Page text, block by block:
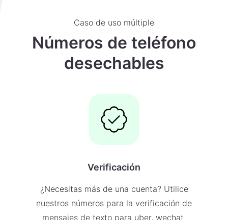
Caso de uso múltiple
Números de teléfono
desechables
Verificación
¿Necesitas más de una cuenta? Utilice
nuestros números para la verificación de
mensajes de texto para uber, wechat,